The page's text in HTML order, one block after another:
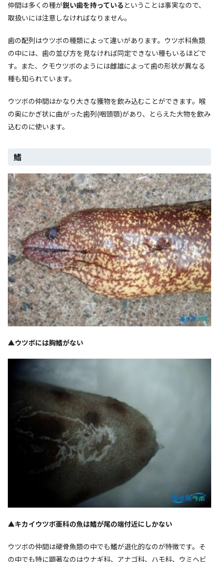
仲間は多くの種が鋭い歯を持っているということは事実なので、
取扱いには注意しなければなりません。
歯の配列はウツボの種類によって違いがあります。ウツボ科魚類
の中には、歯の並び方を見なければ同定できない種もいるほどで
す。また、クモウツボのようには雌雄によって歯の形状が異なる
種も知られています。
ウツボの仲間はかなり大きな獲物を飲み込むことができます。喉
の奥にかぎ状に曲がった歯列(咽頭顎)があり、とらえた大物を飲み
込むのに使います。
鰭
▲ウツボには胸鰭がない
▲キカイウツボ亜科の魚は鰭が尾の端付近にしかない
ウツボの仲間は硬骨魚類の中でも鰭が退化的なのが特徴です。そ
の中でも特に顕著なのはウナギ科、アナゴ科、ハモ科、ウミヘビ